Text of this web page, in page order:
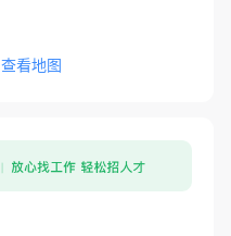
查看地图